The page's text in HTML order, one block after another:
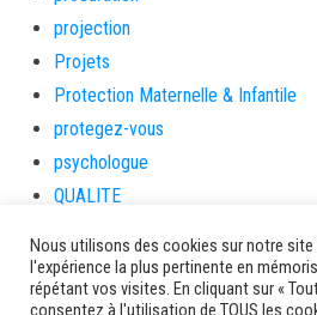
projection
Projets
Protection Maternelle & Infantile
protegez-vous
psychologue
QUALITE
qualité des eaux de baignade
randonnée
Nous utilisons des cookies sur notre
l'expérience la plus pertinente en
répétant vos visites. En cliquant sur «
consentez à l'utilisation de TOUS les